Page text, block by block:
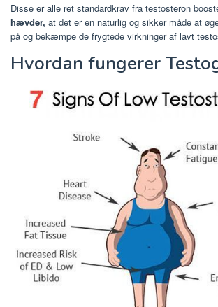
Disse er alle ret standardkrav fra testosteron
hævder, at det er en naturlig og sikker måde at
på og bekæmpe de frygtede virkninger af lavt
Hvordan fungerer